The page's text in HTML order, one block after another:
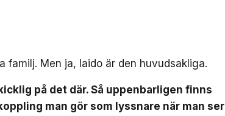
familj. Men ja, Iaido är den huvudsakliga.
på det där. Så uppenbarligen finns
man gör som lyssnare när man ser